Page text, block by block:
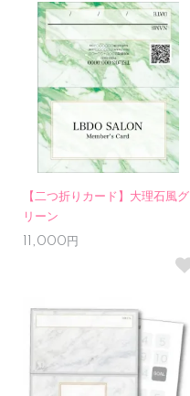
【二つ折りカード】大理石風グ
リーン
11,000円